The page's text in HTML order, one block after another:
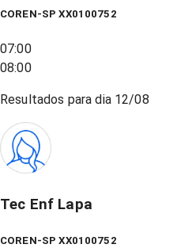
COREN-SP XX0100752
07:00
08:00
Resultados para dia 12/08
Tec Enf Lapa
COREN-SP XX0100752